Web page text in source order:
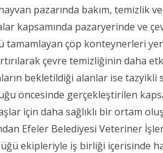
pazarında bakım, temizlik
kapsamında pazaryerinde ve
tamamlayan çöp konteynerleri
çevre temizliğinin daha
bekletildiği alanlar ise tazyikli
öncesinde gerçekleştirilen
için daha sağlıklı bir ortam
Efeler Belediyesi Veteriner
ekipleriyle iş birliği içerisinde